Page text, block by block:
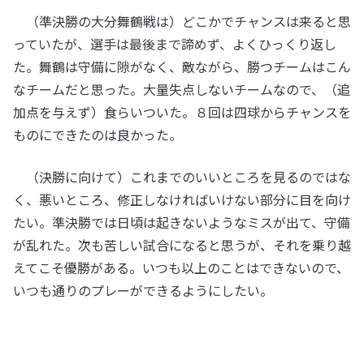
（準決勝の大分舞鶴戦は）どこかでチャンスは来ると思
っていたが、選手は最後まで諦めず、よくひっくり返し
た。舞鶴は守備に隙がなく、敵ながら、勝つチームはこん
なチームだと思った。大量失点しないチームなので、（追
加点を与えず）食らいついた。８回は四球からチャンスを
ものにできたのは良かった。
（決勝に向けて）これまでのいいところを見るのではな
く、悪いところ、修正しなければいけない部分に目を向け
たい。準決勝では日頃は起きないようなミスが出て、守備
が乱れた。次も苦しい試合になると思うが、それを乗り越
えてこそ優勝がある。いつも以上のことはできないので、
いつも通りのプレーができるようにしたい。